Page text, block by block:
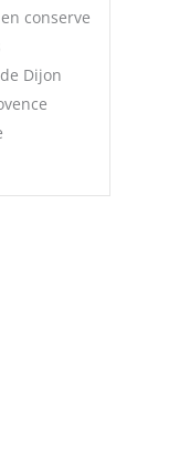
conserve
Dijon